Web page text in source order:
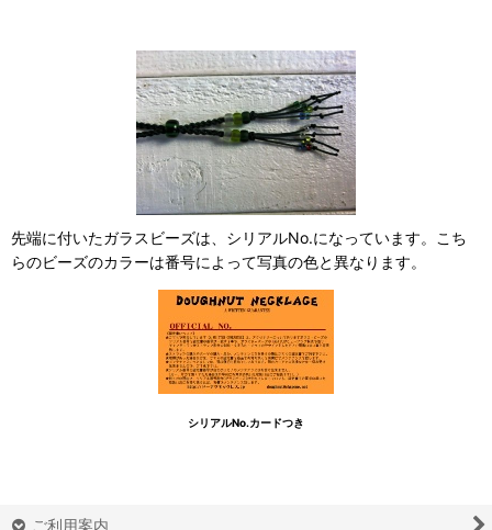
先端に付いたガラスビーズは、シリアルNo.になっています。こち
らのビーズのカラーは番号によって写真の色と異なります。
シリアルNo.カードつき
ご利用案内